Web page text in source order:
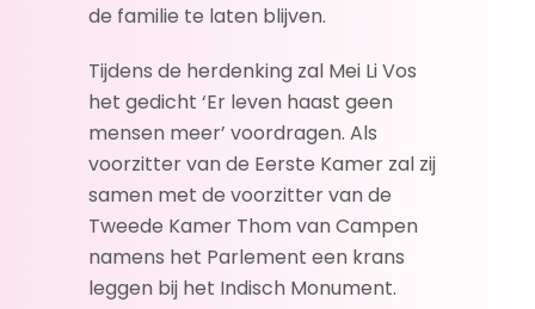
de familie te laten blijven.
Tijdens de herdenking zal Mei Li Vos
het gedicht ‘Er leven haast geen
mensen meer’ voordragen. Als
voorzitter van de Eerste Kamer zal zij
samen met de voorzitter van de
Tweede Kamer Thom van Campen
namens het Parlement een krans
leggen bij het Indisch Monument.